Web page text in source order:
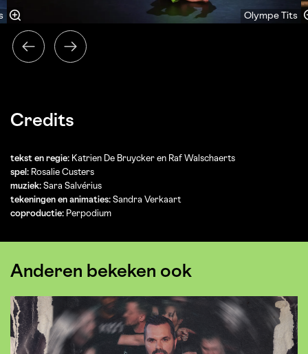
Olympe Tits
Credits
tekst en regie: Katrien De Bruycker en Raf Walschaerts
spel: Rosalie Custers
muziek: Sara Salvérius
tekeningen en animaties: Sandra Verkaart
coproductie: Perpodium
Anderen bekeken ook